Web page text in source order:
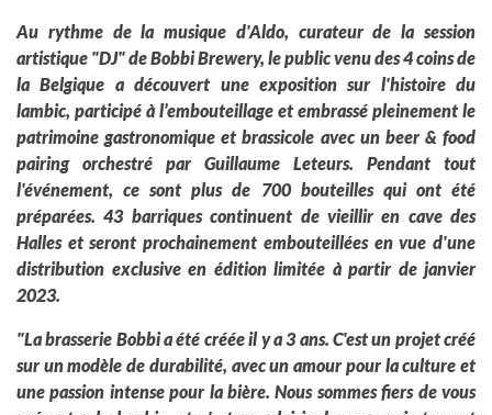
Au rythme de la musique d'Aldo, curateur de la session
artistique "DJ" de Bobbi Brewery, le public venu des 4 coins de
la Belgique a découvert une exposition sur l'histoire du
lambic, participé à l’embouteillage et embrassé pleinement le
patrimoine gastronomique et brassicole avec un beer & food
pairing orchestré par Guillaume Leteurs. Pendant tout
l'événement, ce sont plus de 700 bouteilles qui ont été
préparées. 43 barriques continuent de vieillir en cave des
Halles et seront prochainement embouteillées en vue d'une
distribution exclusive en édition limitée à partir de janvier
2023.
"La brasserie Bobbi a été créée il y a 3 ans. C'est un projet créé
sur un modèle de durabilité, avec un amour pour la culture et
une passion intense pour la bière. Nous sommes fiers de vous